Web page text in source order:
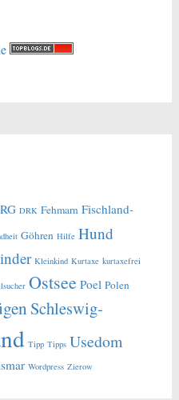
DRK Fehmarn Fischland-
Göhren Hilfe Hund
Kleinkind Kurtaxe kurtaxefrei
Ostsee Poel Polen
Schleswig-
Tipp Tipps Usedom
Wordpress Zierow